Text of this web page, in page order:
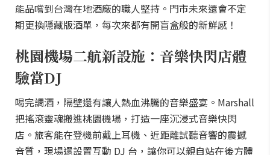
能品嚐到台灣在地酒廠的職人堅持。門市未來還會不定
期更換隱藏版酒單，每次來都有開盲盒般的新鮮感！
桃園機場二航新設施：音樂快閃店體
驗當DJ
喝完調酒，隔壁還有讓人熱血沸騰的音樂盛宴。Marshall
把搖滾靈魂搬進桃園機場，打造一座沉浸式音樂快閃
店。旅客能在登機前戴上耳機、近距離試聽音響的震撼
音質，現場還設置互動 DJ 台，讓你可以親自站在後方體